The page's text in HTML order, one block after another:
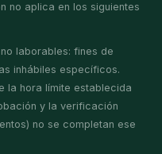
no aplica en los siguientes
laborables: fines de
inhábiles específicos.
la hora límite establecida
y la verificación
no se completan ese